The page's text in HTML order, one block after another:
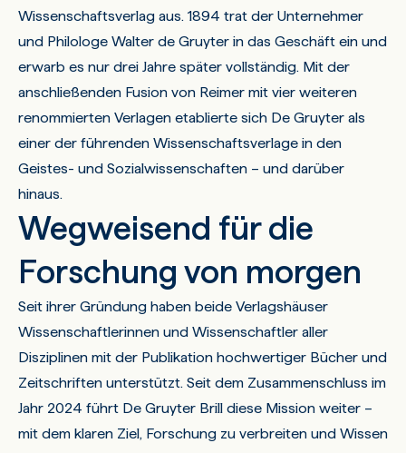
Wissenschaftsverlag aus. 1894 trat der Unternehmer
und Philologe Walter de Gruyter in das Geschäft ein und
erwarb es nur drei Jahre später vollständig. Mit der
anschließenden Fusion von Reimer mit vier weiteren
renommierten Verlagen etablierte sich De Gruyter als
einer der führenden Wissenschaftsverlage in den
Geistes- und Sozialwissenschaften – und darüber
hinaus.
Wegweisend für die
Forschung von morgen
Seit ihrer Gründung haben beide Verlagshäuser
Wissenschaftlerinnen und Wissenschaftler aller
Disziplinen mit der Publikation hochwertiger Bücher und
Zeitschriften unterstützt. Seit dem Zusammenschluss im
Jahr 2024 führt De Gruyter Brill diese Mission weiter –
mit dem klaren Ziel, Forschung zu verbreiten und Wissen